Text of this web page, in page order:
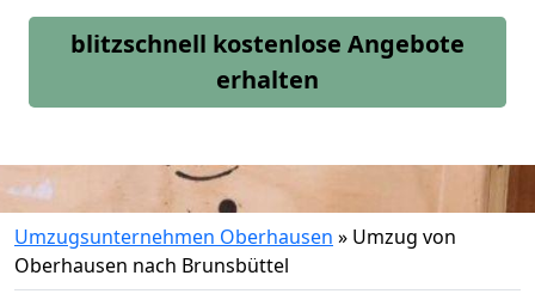
blitzschnell kostenlose Angebote
erhalten
Umzugsunternehmen Oberhausen » Umzug von
Oberhausen nach Brunsbüttel